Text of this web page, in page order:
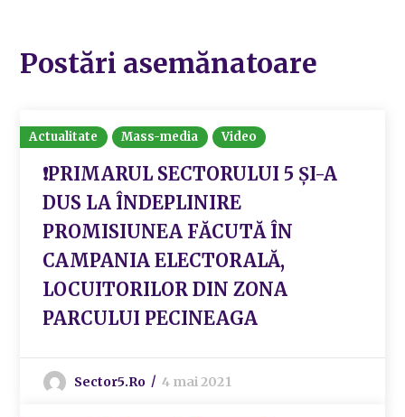
Postări asemănatoare
Actualitate Mass-media Video
❗️PRIMARUL SECTORULUI 5 ȘI-A
DUS LA ÎNDEPLINIRE
PROMISIUNEA FĂCUTĂ ÎN
CAMPANIA ELECTORALĂ,
LOCUITORILOR DIN ZONA
PARCULUI PECINEAGA
Sector5.ro 4 mai 2021